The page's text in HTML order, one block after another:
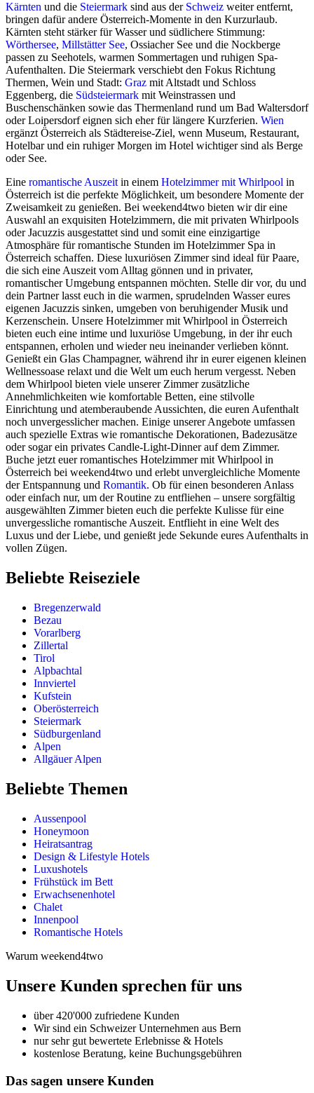
Kärnten und die Steiermark sind aus der Schweiz weiter entfernt,
bringen dafür andere Österreich-Momente in den Kurzurlaub.
Kärnten steht stärker für Wasser und südlichere Stimmung:
Wörthersee, Millstätter See, Ossiacher See und die Nockberge
passen zu Seehotels, warmen Sommertagen und ruhigen Spa-
Aufenthalten. Die Steiermark verschiebt den Fokus Richtung
Thermen, Wein und Stadt: Graz mit Altstadt und Schloss
Eggenberg, die Südsteiermark mit Weinstrassen und
Buschenschänken sowie das Thermenland rund um Bad Waltersdorf
oder Loipersdorf eignen sich eher für längere Kurzferien. Wien
ergänzt Österreich als Städtereise-Ziel, wenn Museum, Restaurant,
Hotelbar und ein ruhiger Morgen im Hotel wichtiger sind als Berge
oder See.
Eine romantische Auszeitin einem Hotelzimmer mit Whirlpool in
Österreich ist die perfekte Möglichkeit, um besondere Momente der
Zweisamkeit zu genießen. Bei weekend4two bieten wir dir eine
Auswahl an exquisiten Hotelzimmern, die mit privaten Whirlpools
oder Jacuzzis ausgestattet sind und somit eine einzigartige
Atmosphäre für romantische Stunden im Hotelzimmer Spa in
Österreich schaffen. Diese luxuriösen Zimmer sind ideal für Paare,
die sich eine Auszeit vom Alltag gönnen und in privater,
romantischer Umgebung entspannen möchten. Stelle dir vor, du und
dein Partner lasst euch in die warmen, sprudelnden Wasser eures
eigenen Jacuzzis sinken, umgeben von beruhigender Musik und
Kerzenschein. Unsere Hotelzimmer mit Whirlpool in Österreich
bieten euch eine intime und luxuriöse Umgebung, in der ihr euch
entspannen, erholen und wieder neu ineinander verlieben könnt.
Genießt ein Glas Champagner, während ihr in eurer eigenen kleinen
Wellnessoase relaxt und die Welt um euch herum vergesst. Neben
dem Whirlpool bieten viele unserer Zimmer zusätzliche
Annehmlichkeiten wie komfortable Betten, eine stilvolle
Einrichtung und atemberaubende Aussichten, die euren Aufenthalt
noch unvergesslicher machen. Einige unserer Angebote umfassen
auch spezielle Extras wie romantische Dekorationen, Badezusätze
oder sogar ein privates Candle-Light-Dinner auf dem Zimmer.
Buche jetzt euer romantisches Hotelzimmer mit Whirlpool in
Österreich bei weekend4two und erlebt unvergleichliche Momente
der Entspannung und Romantik. Ob für einen besonderen Anlass
oder einfach nur, um der Routine zu entfliehen – unsere sorgfältig
ausgewählten Zimmer bieten euch die perfekte Kulisse für eine
unvergessliche romantische Auszeit. Entflieht in eine Welt des
Luxus und der Liebe, und genießt jede Sekunde eures Aufenthalts in
vollen Zügen.
Beliebte Reiseziele
Bregenzerwald
Bezau
Vorarlberg
Zillertal
Tirol
Alpbachtal
Innviertel
Kufstein
Oberösterreich
Steiermark
Südburgenland
Alpen
Allgäuer Alpen
Beliebte Themen
Aussenpool
Honeymoon
Heiratsantrag
Design & Lifestyle Hotels
Luxushotels
Frühstück im Bett
Erwachsenenhotel
Chalet
Innenpool
Romantische Hotels
Warum weekend4two
Unsere Kunden sprechen für uns
über 420'000 zufriedene Kunden
Wir sind ein Schweizer Unternehmen aus Bern
nur sehr gut bewertete Erlebnisse & Hotels
kostenlose Beratung, keine Buchungsgebühren
Das sagen unsere Kunden